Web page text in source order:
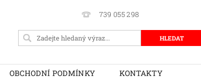
739 055 298
OBCHODNÍ PODMÍNKY KONTAKTY